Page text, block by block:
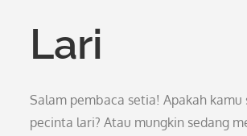
Lari
Salam pembaca setia! Apakah kamu
pecinta lari? Atau mungkin sedang